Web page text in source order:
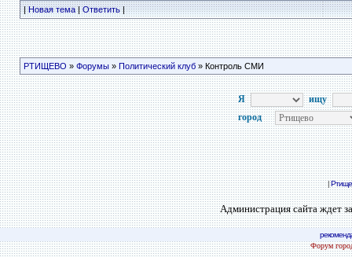
|Новая тема|Ответить|
РТИЩЕВО » Форумы» Политический клуб» Контроль СМИ
Я
ищу
город
|
Администрация сайта ждет
Форум